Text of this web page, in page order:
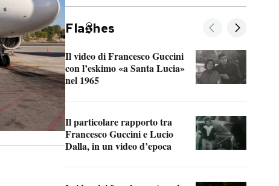
Fla hes
Il video di Francesco Guccini
con l’eskimo «a Santa Lucia»
nel 1965
Il particolare rapporto tra
Francesco Guccini e Lucio
Dalla, in un video d’epoca